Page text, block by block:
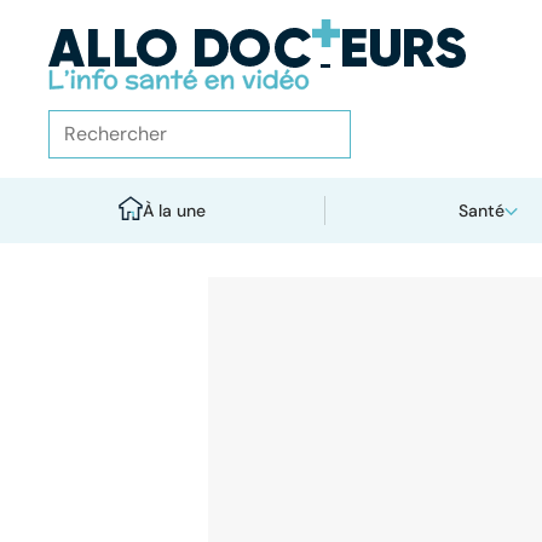
À la une Santé